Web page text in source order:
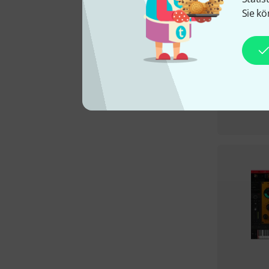
Sie